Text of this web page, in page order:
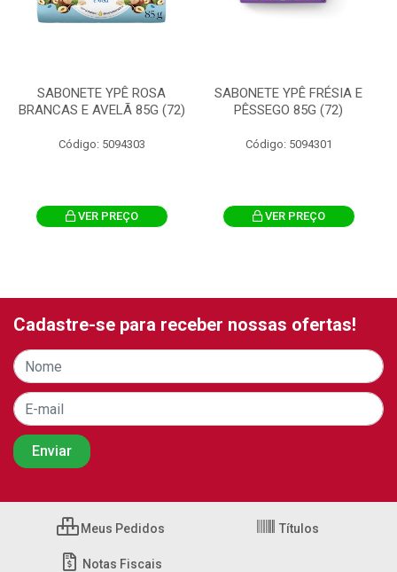
SABONETE YPÊ ROSA
BRANCAS E AVELÃ 85G (72)
Código: 5094303
VER PREÇO
SABONETE YPÊ FRÉSIA E
PÊSSEGO 85G (72)
Código: 5094301
VER PREÇO
Cadastre-se para receber nossas ofertas!
Meus Pedidos Títulos
Notas Fiscais